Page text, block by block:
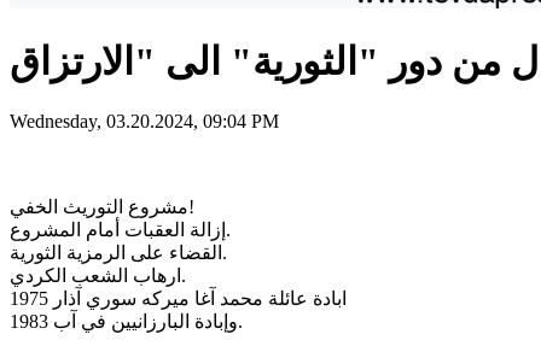
Wednesday, 03.20.2024, 09:04 PM
مشروع التوريث الخفي!
إزالة العقبات أمام المشروع.
القضاء على الرمزية الثورية.
ارهاب الشعب الكردي.
ابادة عائلة محمد آغا ميركه سوري آذار 1975
وإبادة البارزانيين في آب 1983.